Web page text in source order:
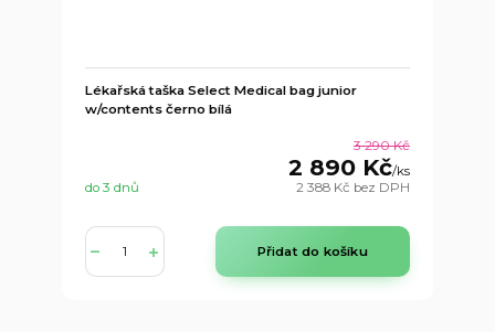
Lékařská taška Select Medical bag junior
w/contents černo bílá
3 290 Kč
2 890 Kč/ks
2 388 Kč bez DPH
do 3 dnů
Přidat do košíku